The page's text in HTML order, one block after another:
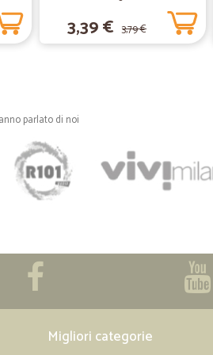
Franco S.
Ottimo servizio
Ottimo servizio
Prodotti ottimi e
Prodotti ottimi e consegnati
—
3,39 € 3,79 €
parlato di noi
Migliori categorie